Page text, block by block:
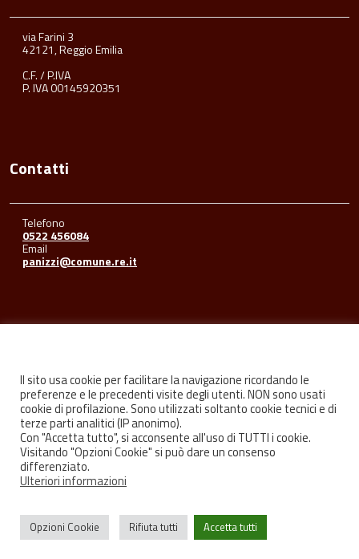
via Farini 3
42121, Reggio Emilia
C.F. / P.IVA
P. IVA 00145920351
Contatti
Telefono
0522 456084
Email
panizzi@comune.re.it
FacebookYoutubeInstagram
Privacy Credits
Il sito usa cookie per facilitare la navigazione ricordando le
preferenze e le precedenti visite degli utenti. NON sono usati
cookie di profilazione. Sono utilizzati soltanto cookie tecnici e di
terze parti analitici (IP anonimo).
Con "Accetta tutto", si acconsente all'uso di TUTTI i cookie.
Visitando "Opzioni Cookie" si può dare un consenso
differenziato.
Ulteriori informazioni
Opzioni Cookie Rifiuta tutti Accetta tutti